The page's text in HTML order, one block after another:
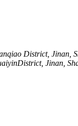
District, Jinan,
Jinan,